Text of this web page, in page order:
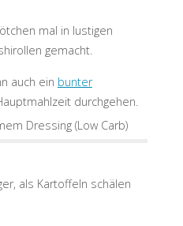
mal in lustigen
gemacht.
auch ein bunter
durchgehen.
als Kartoffeln schälen